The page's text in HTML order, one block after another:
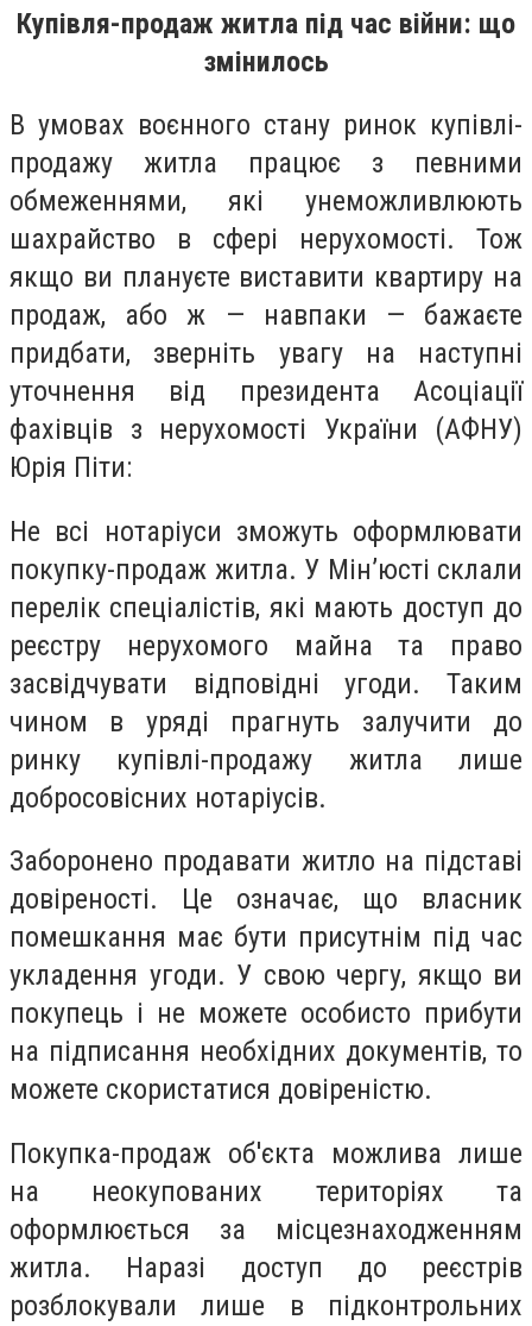
Купівля-продаж житла під час війни: що
змінилось
В умовах воєнного стану ринок купівлі-
продажу житла працює з певними
обмеженнями, які унеможливлюють
шахрайство в сфері нерухомості. Тож
якщо ви плануєте виставити квартиру на
продаж, або ж — навпаки — бажаєте
придбати, зверніть увагу на наступні
уточнення від президента Асоціації
фахівців з нерухомості України (АФНУ)
Юрія Піти:
Не всі нотаріуси зможуть оформлювати
покупку-продаж житла. У Мін’юсті склали
перелік спеціалістів, які мають доступ до
реєстру нерухомого майна та право
засвідчувати відповідні угоди. Таким
чином в уряді прагнуть залучити до
ринку купівлі-продажу житла лише
добросовісних нотаріусів.
Заборонено продавати житло на підставі
довіреності. Це означає, що власник
помешкання має бути присутнім під час
укладення угоди. У свою чергу, якщо ви
покупець і не можете особисто прибути
на підписання необхідних документів, то
можете скористатися довіреністю.
Покупка-продаж об'єкта можлива лише
на неокупованих територіях та
оформлюється за місцезнаходженням
житла. Наразі доступ до реєстрів
розблокували лише в підконтрольних